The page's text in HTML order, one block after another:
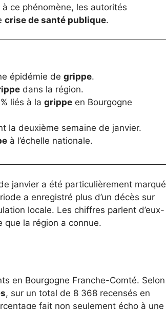
ce phénomène, les autorités
crise de santé publique.
épidémie de grippe.
dans la région.
liés à la grippeen Bourgogne
la deuxième semaine de janvier.
à l’échelle nationale.
janvier a été particulièrement marqué
a enregistré plus d’un décès sur
locale. Les chiffres parlent d’eux-
que la région a connue.
en Bourgogne Franche-Comté. Selon
, sur un total de 8 368 recensés en
fait non seulement écho à une